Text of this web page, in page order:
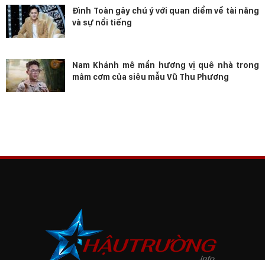
Đình Toàn gây chú ý với quan điểm về tài năng
và sự nổi tiếng
Nam Khánh mê mẩn hương vị quê nhà trong
mâm cơm của siêu mẫu Vũ Thu Phương